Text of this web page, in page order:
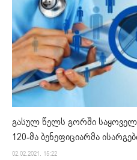
გასულ წელს გორში
120-მა ბენეფიციარმა
02.02.2021. 15:22